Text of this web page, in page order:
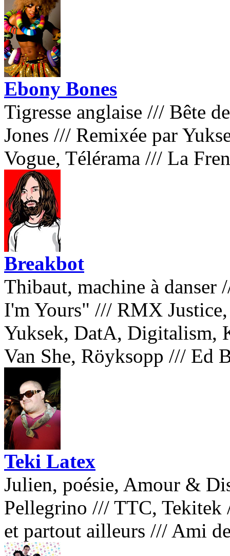
Ebony Bones
Tigresse anglaise /// Bête
Jones /// Remixée par
Vogue, Télérama /// La
Breakbot
Thibaut, machine à danser
I'm Yours" /// RMX
Yuksek, DatA, Digitalism,
Van She, Röyksopp /// Ed
Teki Latex
Julien, poésie, Amour &
Pellegrino /// TTC, Tekitek
et partout ailleurs /// Ami